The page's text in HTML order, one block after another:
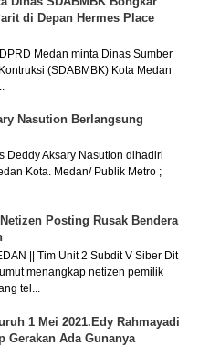
di Depan Hermes Place
Medan minta Dinas Sumber
(SDABMBK) Kota Medan
Nasution Berlangsung
Aksary Nasution dihadiri
Kota. Medan/ Publik Metro ;
Posting Rusak Bendera
|| Tim Unit 2 Subdit V Siber Dit
menangkap netizen pemilik
tel...
1 Mei 2021.Edy Rahmayadi
Gerakan Ada Gunanya